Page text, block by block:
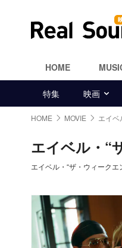
HOME
特集 映画
HOME MOVIE エイベ
エイベル・“
エイベル・“ザ・ウィーク